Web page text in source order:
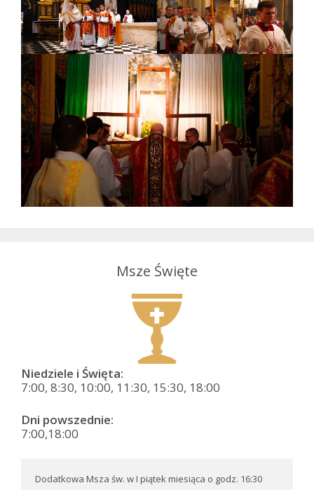
Msze Święte
Niedziele i Święta:
7:00, 8:30, 10:00, 11:30, 15:30, 18:00
Dni powszednie:
7:00,18:00
Dodatkowa Msza św. w I piątek miesiąca o godz. 16:30